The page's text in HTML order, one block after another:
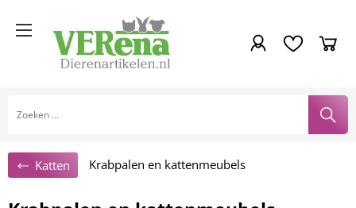
Katten Krabpalen en kattenmeubels